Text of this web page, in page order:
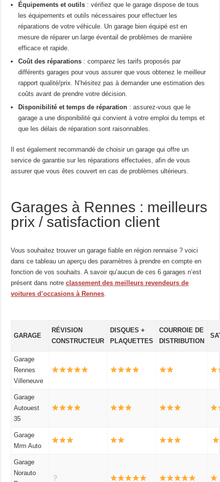
Équipements et outils : vérifiez que le garage dispose de tous
les équipements et outils nécessaires pour effectuer les
réparations de votre véhicule. Un garage bien équipé est en
mesure de réparer un large éventail de problèmes de manière
efficace et rapide.
Coût des réparations : comparez les tarifs proposés par
différents garages pour vous assurer que vous obtenez le meilleur
rapport qualité/prix. N’hésitez pas à demander une estimation des
coûts avant de prendre votre décision.
Disponibilité et temps de réparation : assurez-vous que le
garage a une disponibilité qui convient à votre emploi du temps et
que les délais de réparation sont raisonnables.
Il est également recommandé de choisir un garage qui offre un
service de garantie sur les réparations effectuées, afin de vous
assurer que vous êtes couvert en cas de problèmes ultérieurs.
Garages à Rennes : meilleurs
prix / satisfaction client
Vous souhaitez trouver un garage fiable en région rennaise ? voici
dans ce tableau un aperçu des paramètres à prendre en compte en
fonction de vos souhaits. A savoir qu’aucun de ces 6 garages n’est
présent dans notreclassement des meilleurs revendeurs de
voitures d’occasions à Rennes
GARAGE
RÉVISION
CONSTRUCTEUR
DISQUES +
PLAQUETTES
COURROIE DE
DISTRIBUTION
Garage
Rennes
Villeneuve
Garage
Autouest
35
Garage
Mrm Auto
Garage
Norauto